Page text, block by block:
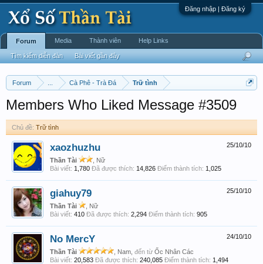
Đăng nhập | Đăng ký
Forum Cà Phê - Trà Đá Trữ tình
Members Who Liked Message #3509
Chủ đề: Trữ tình
25/10/10
xaozhuzhu
Thần Tài
, Nữ
Bài viết: 1,780 Đã được thích: 14,826 Điểm thành tích: 1,025
25/10/10
giahuy79
Thần Tài
, Nữ
Bài viết: 410 Đã được thích: 2,294 Điểm thành tích: 905
24/10/10
No MercY
Thần Tài , Nam, đến từ Ốc Nhân Các
Bài viết: 20,583 Đã được thích: 240,085 Điểm thành tích: 1,494
Forum
Tìm kiếm diễn đàn Bài viết gần đây
Media Thành viên Help Links